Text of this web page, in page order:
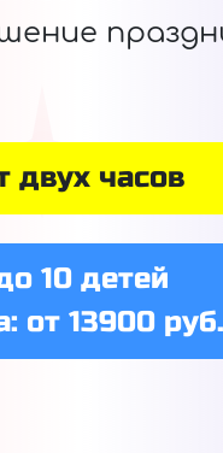
двух часов
10 детей
от 13900 руб.